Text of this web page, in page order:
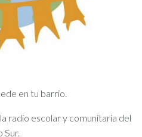
en tu barrio.
radio escolar y comunitaria del
Sur.